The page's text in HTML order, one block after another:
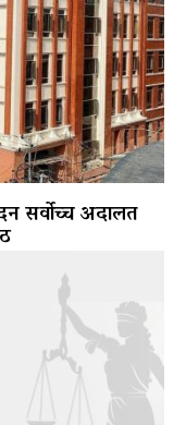
सर्वोच्च अदालत